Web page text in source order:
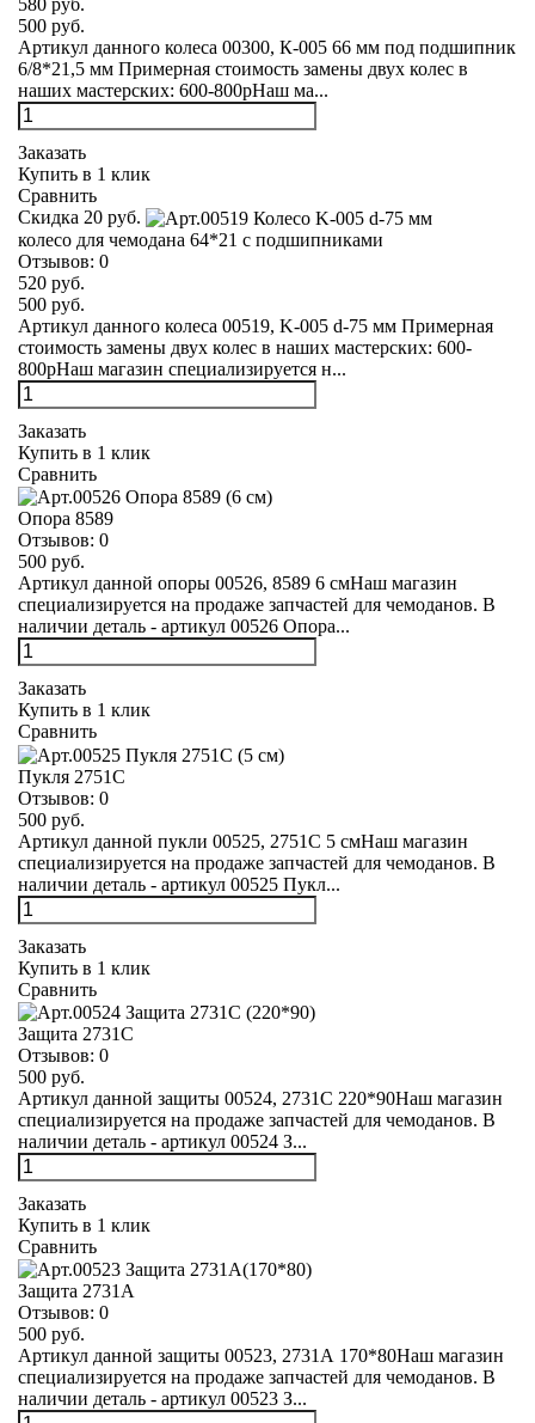
500 руб.
Артикул данного колеса 00300, К-005 66 мм под подшипник
6/8*21,5 мм Примерная стоимость замены двух колес в
наших мастерских: 600-800рНаш ма...
Заказать
Купить в 1 клик
Сравнить
Скидка 20 руб.
колесо для чемодана 64*21 с подшипниками
Отзывов: 0
520 руб.
500 руб.
Артикул данного колеса 00519, K-005 d-75 мм Примерная
стоимость замены двух колес в наших мастерских: 600-
800рНаш магазин специализируется н...
Заказать
Купить в 1 клик
Сравнить
Опора 8589
Отзывов: 0
500 руб.
Артикул данной опоры 00526, 8589 6 смНаш магазин
специализируется на продаже запчастей для чемоданов. В
наличии деталь - артикул 00526 Опора...
Заказать
Купить в 1 клик
Сравнить
Пукля 2751С
Отзывов: 0
500 руб.
Артикул данной пукли 00525, 2751С 5 смНаш магазин
специализируется на продаже запчастей для чемоданов. В
наличии деталь - артикул 00525 Пукл...
Заказать
Купить в 1 клик
Сравнить
Защита 2731С
Отзывов: 0
500 руб.
Артикул данной защиты 00524, 2731С 220*90Наш магазин
специализируется на продаже запчастей для чемоданов. В
наличии деталь - артикул 00524 З...
Заказать
Купить в 1 клик
Сравнить
Защита 2731А
Отзывов: 0
500 руб.
Артикул данной защиты 00523, 2731А 170*80Наш магазин
специализируется на продаже запчастей для чемоданов. В
наличии деталь - артикул 00523 З...